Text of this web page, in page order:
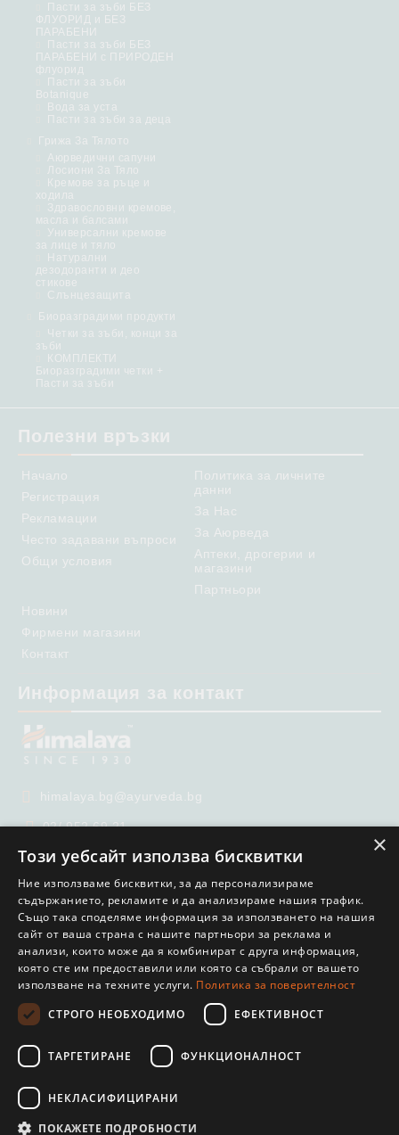
Пасти за зъби БЕЗ
ФЛУОРИД и БЕЗ
ПАРАБЕНИ
Пасти за зъби БЕЗ
ПАРАБЕНИ с ПРИРОДЕН
флуорид
Пасти за зъби
Botanique
Вода за уста
Пасти за зъби за деца
Грижа За Тялото
Аюрведични сапуни
Лосиони За Тяло
Кремове за ръце и
ходила
Здравословни кремове,
масла и балсами
Универсални кремове
за лице и тяло
Натурални
дезодоранти и део
стикове
Слънцезащита
Биоразградими продукти
Четки за зъби, конци за
зъби
КОМПЛЕКТИ
Биоразградими четки +
Пасти за зъби
Полезни връзки
Начало
Регистрация
Рекламации
Често задавани въпроси
Общи условия
Политика за личните
данни
За Нас
За Аюрведа
Аптеки, дрогерии и
магазини
Партньори
Новини
Фирмени магазини
Контакт
Информация за контакт
himalaya.bg@ayurveda.bg
02/ 952 69 21
02/ 951 65 99
GDPR
Нашият онлайн магазин е 100% съобразен с GDPR.
Моите лични данни
×
Този уебсайт използва бисквитки
Ние използваме бисквитки, за да персонализираме
съдържанието, рекламите и да анализираме нашия трафик.
Също така споделяме информация за използването на нашия
сайт от ваша страна с нашите партньори за реклама и
анализи, които може да я комбинират с друга информация,
която сте им предоставили или която са събрали от вашето
използване на техните услуги. Политика за поверителност
СТРОГО НЕОБХОДИМО
ЕФЕКТИВНОСТ
ТАРГЕТИРАНЕ ФУНКЦИОНАЛНОСТ
НЕКЛАСИФИЦИРАНИ
ПОКАЖЕТЕ ПОДРОБНОСТИ